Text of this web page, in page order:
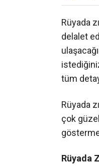
Rüyada
delalet
tüm
Rüyada
çok
Rüyada